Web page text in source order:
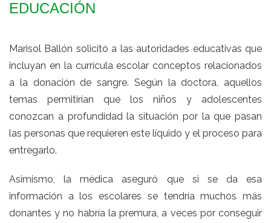
EDUCACIÓN
Marisol Ballón solicitó a las autoridades educativas que
incluyan en la currícula escolar conceptos relacionados
a la donación de sangre. Según la doctora, aquellos
temas permitirían que los niños y adolescentes
conozcan a profundidad la situación por la que pasan
las personas que requieren este líquido y el proceso para
entregarlo.
Asimismo, la médica aseguró que si se da esa
información a los escolares se tendría muchos más
donantes y no habría la premura, a veces por conseguir